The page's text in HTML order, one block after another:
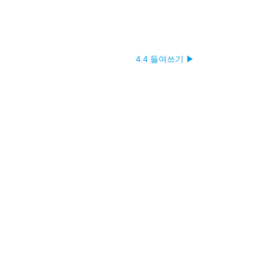
4.4 들여쓰기 ▶︎